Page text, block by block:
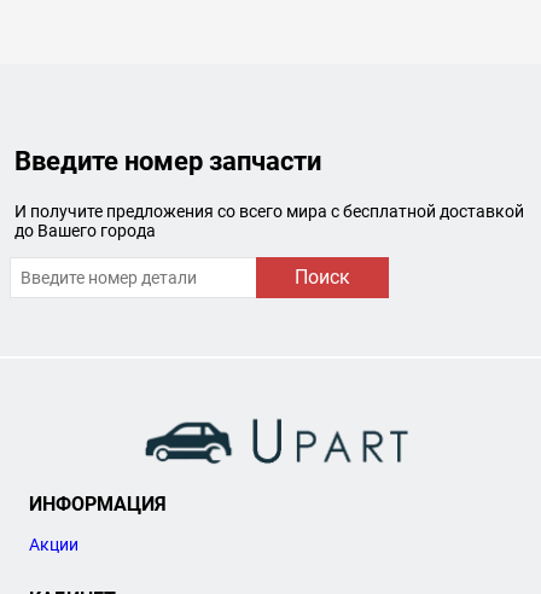
Введите номер запчасти
И получите предложения со всего мира с бесплатной доставкой
до Вашего города
Поиск
ИНФОРМАЦИЯ
Акции